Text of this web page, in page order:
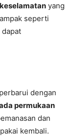
yang
seperti
dengan
permukaan
dan
kembali.